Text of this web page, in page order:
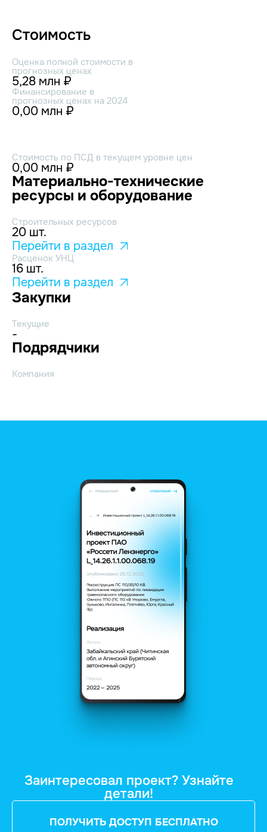
Стоимость
Оценка полной стоимости в
прогнозных ценах
5,28 млн ₽
Финансирование в
прогнозных ценах на 2024
0,00 млн ₽
Стоимость по ПСД в текущем уровне цен
0,00 млн ₽
Материально-технические
ресурсы и оборудование
Строительных ресурсов
20 шт.
Перейти в раздел
Расценок УНЦ
16 шт.
Перейти в раздел
Закупки
Текущие
-
Подрядчики
Компания
Заинтересовал проект? Узнайте
детали!
ПОЛУЧИТЬ ДОСТУП БЕСПЛАТНО